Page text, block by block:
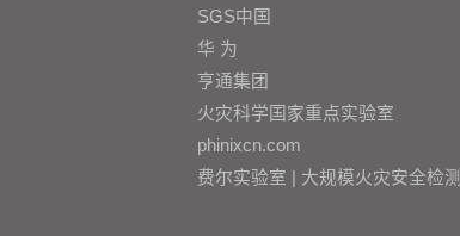
SGS中国
华 为
亨通集团
火灾科学国家重点实验室
phinixcn.com
费尔实验室 | 大规模火灾安全检测